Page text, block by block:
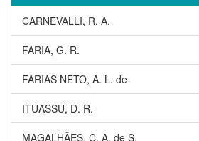
CARNEVALLI, R. A.
FARIA, G. R.
FARIAS NETO, A. L. de
ITUASSU, D. R.
MAGALHÃES, C. A. de S.